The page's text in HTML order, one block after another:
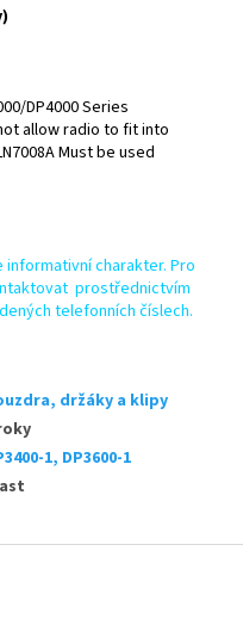
DP4000 Series
allow radio to fit into
Must be used
charakter. Pro
prostřednictvím
telefonních číslech.
držáky a klipy
1, DP3600-1